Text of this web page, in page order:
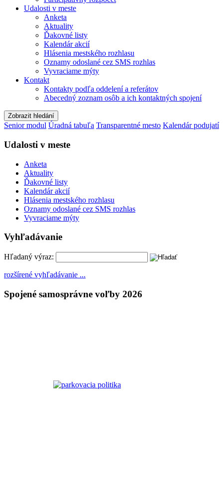
Udalosti v meste
Anketa
Aktuality
Ďakovné listy
Kalendár akcií
Hlásenia mestského rozhlasu
Oznamy odoslané cez SMS rozhlas
Vyvraciame mýty
Kontakt
Kontakty podľa oddelení a referátov
Abecedný zoznam osôb a ich kontaktných spojení
Zobrazit hledání
Senior modul Úradná tabuľa Transparentné mesto Kalendár podujatí
Udalosti v meste
Anketa
Aktuality
Ďakovné listy
Kalendár akcií
Hlásenia mestského rozhlasu
Oznamy odoslané cez SMS rozhlas
Vyvraciame mýty
Vyhľadávanie
Hľadaný výraz:
rozšírené vyhľadávanie ...
Spojené samosprávne voľby 2026